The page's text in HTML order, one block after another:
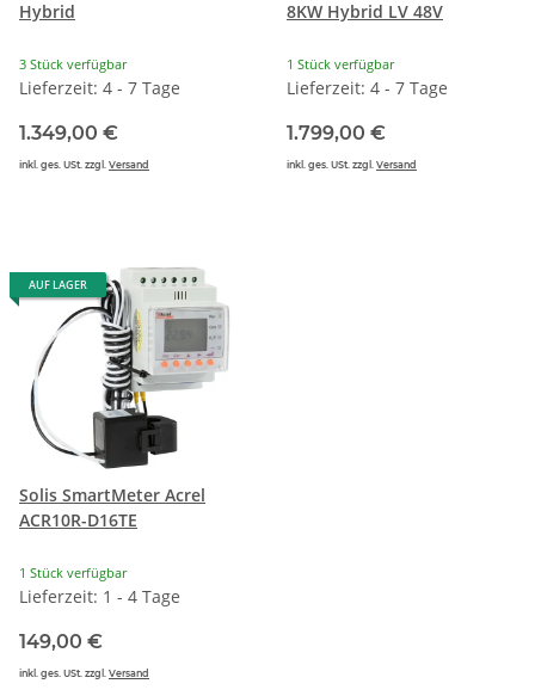
Hybrid
3 Stück verfügbar
Lieferzeit: 4 - 7 Tage
1.349,00 €
inkl. ges. USt. zzgl. Versand
8KW Hybrid LV 48V
1 Stück verfügbar
Lieferzeit: 4 - 7 Tage
1.799,00 €
inkl. ges. USt. zzgl. Versand
AUF LAGER
Solis SmartMeter Acrel
ACR10R-D16TE
1 Stück verfügbar
Lieferzeit: 1 - 4 Tage
149,00 €
inkl. ges. USt. zzgl. Versand